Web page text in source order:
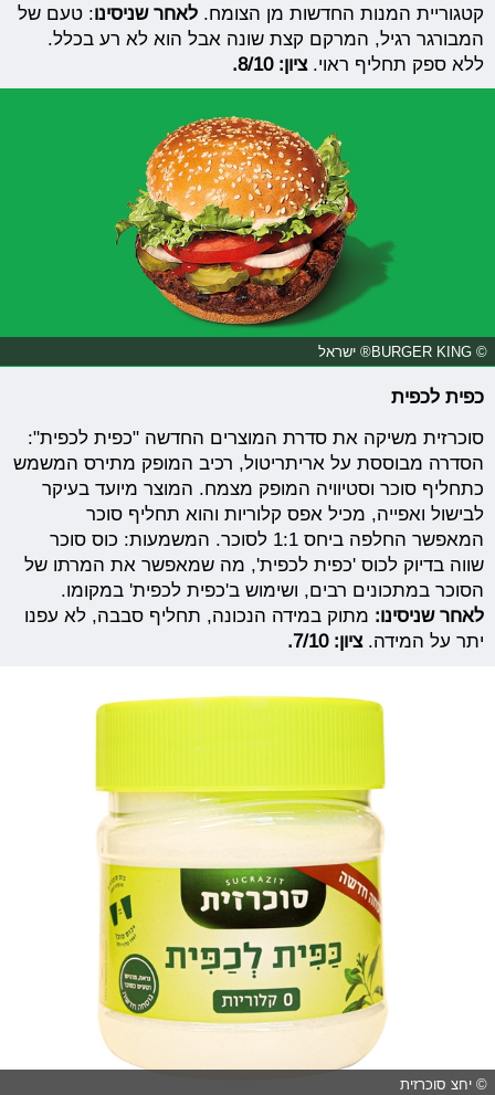
קטגוריית המנות החדשות מן הצומח. לאחר שניסינו: טעם של
המבורגר רגיל, המרקם קצת שונה אבל הוא לא רע בכלל.
ללא ספק תחליף ראוי.ציון: 8/10.
© BURGER KING® ישראל
כפית לכפית
סוכרזית משיקה את סדרת המוצרים החדשה "כפית לכפית":
הסדרה מבוססת על אריתריטול, רכיב המופק מתירס המשמש
כתחליף סוכר וסטיוויה המופק מצמח. המוצר מיועד בעיקר
לבישול ואפייה, מכיל אפס קלוריות והוא תחליף סוכר
המאפשר החלפה ביחס 1:1 לסוכר. המשמעות: כוס סוכר
שווה בדיוק לכוס 'כפית לכפית', מה שמאפשר את המרתו של
הסוכר במתכונים רבים, ושימוש ב'כפית לכפית' במקומו.
לאחר שניסינו: מתוק במידה הנכונה, תחליף סבבה, לא עפנו
יתר על המידה.ציון: 7/10.
© יחצ סוכרזית